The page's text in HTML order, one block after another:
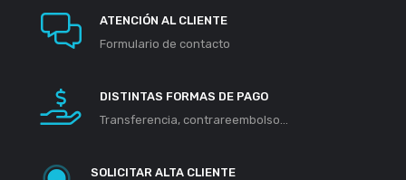
ATENCIÓN AL CLIENTE
Formulario de contacto
DISTINTAS FORMAS DE PAGO
Transferencia, contrareembolso...
SOLICITAR ALTA CLIENTE